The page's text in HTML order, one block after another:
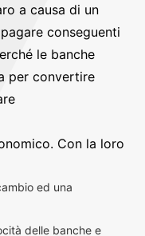
a causa di un
conseguenti
le banche
per convertire
Con la loro
ed una
delle banche e